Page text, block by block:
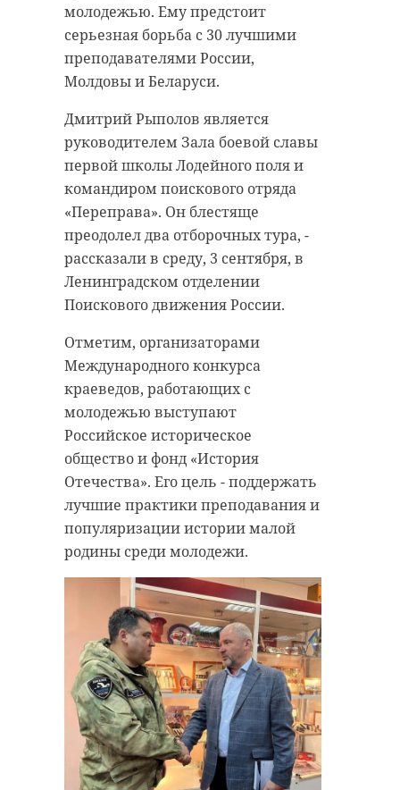
молодежью. Ему предстоит
серьезная борьба с 30 лучшими
преподавателями России,
Молдовы и Беларуси.
Дмитрий Рыполов является
руководителем Зала боевой славы
первой школы Лодейного поля и
командиром поискового отряда
«Переправа». Он блестяще
преодолел два отборочных тура, -
рассказали в среду, 3 сентября, в
Ленинградском отделении
Поискового движения России.
Отметим, организаторами
Международного конкурса
краеведов, работающих с
молодежью выступают
Российское историческое
общество и фонд «История
Отечества». Его цель - поддержать
лучшие практики преподавания и
популяризации истории малой
родины среди молодежи.